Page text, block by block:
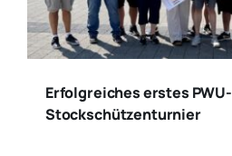
Erfolgreiches erstes PWU-
Stockschützenturnier